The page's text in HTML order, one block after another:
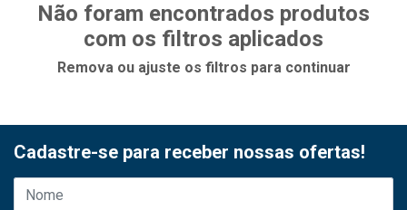
Não foram encontrados produtos
com os filtros aplicados
Remova ou ajuste os filtros para continuar
Cadastre-se para receber nossas ofertas!